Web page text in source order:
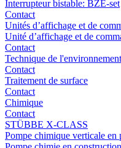
Interrupteur bistable: BZE-set
Contact
Unités d’affichage et de
Unité d’affichage et de
Contact
Technique de l'environnement
Contact
Traitement de surface
Contact
Chimique
Contact
STÜBBE X-CLASS
Pompe chimique verticale